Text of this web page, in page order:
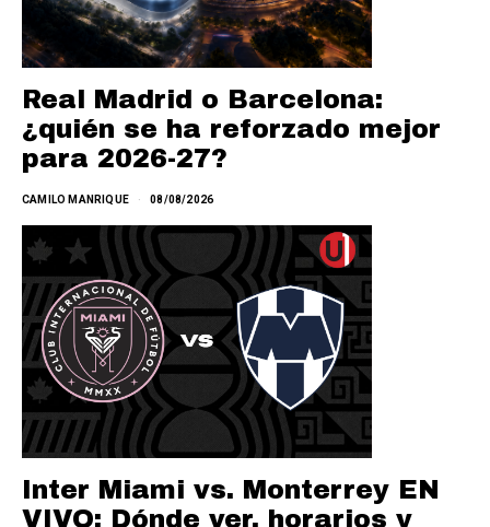
Real Madrid o Barcelona:
¿quién se ha reforzado mejor
para 2026-27?
CAMILO MANRIQUE 08/08/2026
Inter Miami vs. Monterrey EN
VIVO: Dónde ver, horarios y